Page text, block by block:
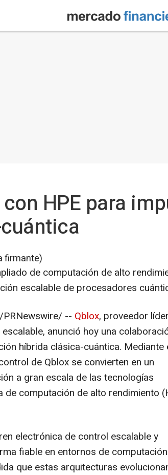
HPE para
firmante)
de computación de alto
escalable de procesadores
/PRNewswire/ -- Qblox, proveedor
anunció hoy una
híbrida clásica-cuántica. Mediante
de Qblox se convierten en un
a gran escala de las tecnologías
computación de alto rendimiento
electrónica de control escalable y
fiable en entornos de computación
que estas arquitecturas